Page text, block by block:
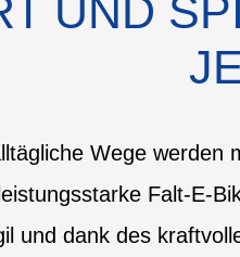
UND
Wege werden
Falt-E-
und dank des